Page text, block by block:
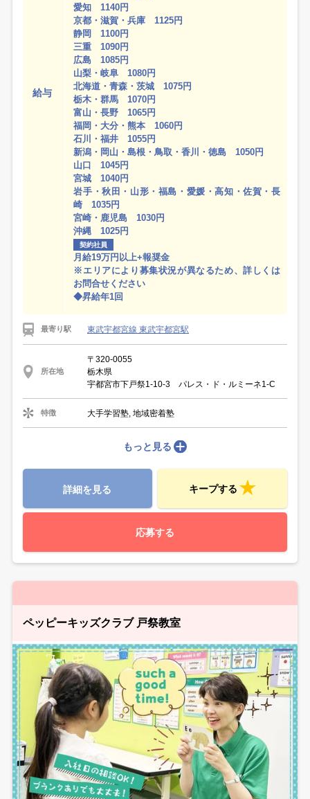
給与
愛知 1140円
京都・滋賀・兵庫 1125円
静岡 1100円
三重 1090円
広島 1085円
山梨・岐阜 1080円
北海道・青森・茨城 1075円
栃木・群馬 1070円
富山・長野 1065円
福岡・大分・熊本 1060円
石川・福井 1055円
新潟・岡山・島根・鳥取・香川・徳島 1050円
山口 1045円
宮城 1040円
岩手・秋田・山形・福島・愛媛・高知・佐賀・長
崎 1035円
宮崎・鹿児島 1030円
沖縄 1025円
契約社員
月給19万円以上+報奨金
※エリアにより募集状況が異なるため、詳しくは
お問合せください
◆昇給年1回
最寄り駅 東武宇都宮線 東武宇都宮駅
所在地
〒320-0055
栃木県
宇都宮市下戸祭1-10-3 パレス・ド・ルミーネ1-C
特徴 大手学習塾, 地域密着塾
もっと見る
詳細を見る キープする
応募する
ペッピーキッズクラブ 戸祭教室